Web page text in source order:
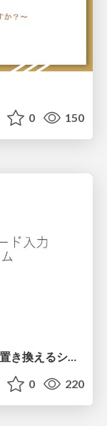
0 150
楽器の音階をPCのキーボード入力に置き換えるシステム
0 220